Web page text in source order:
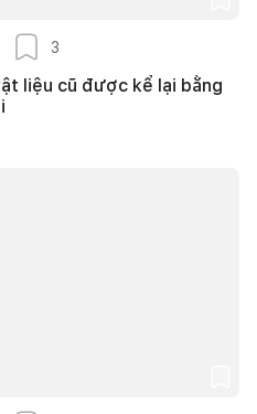
3
liệu cũ được kể lại bằng